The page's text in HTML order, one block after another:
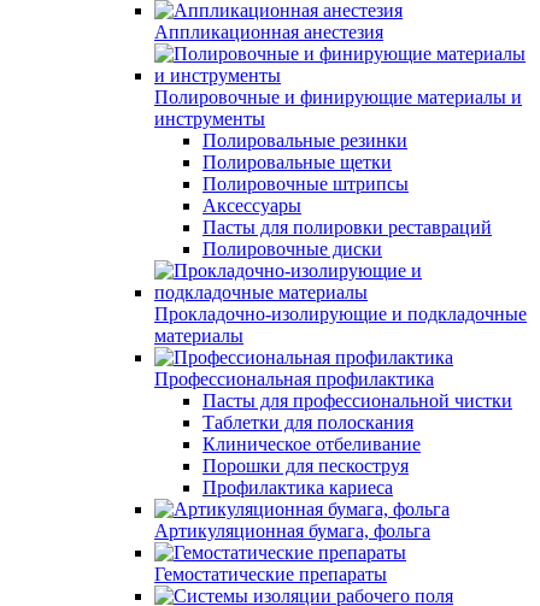
Аппликационная анестезия
Полировочные и финирующие материалы и
инструменты
Полировальные резинки
Полировальные щетки
Полировочные штрипсы
Аксессуары
Пасты для полировки реставраций
Полировочные диски
Прокладочно-изолирующие и подкладочные
материалы
Профессиональная профилактика
Пасты для профессиональной чистки
Таблетки для полоскания
Клиническое отбеливание
Порошки для пескоструя
Профилактика кариеса
Артикуляционная бумага, фольга
Гемостатические препараты